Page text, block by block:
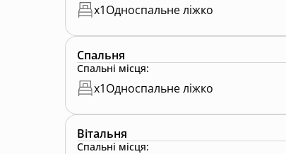
x1Односпальне ліжко
Спальня
Спальні місця:
x1Односпальне ліжко
Вітальня
Спальні місця: